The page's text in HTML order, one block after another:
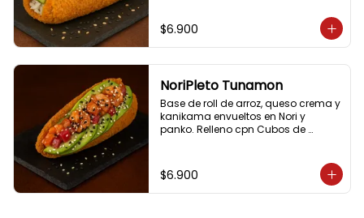
cebollín y semillas de sésamo.
$6.900
NoriPleto Tunamon
Base de roll de arroz, queso crema y
kanikama envueltos en Nori y
panko. Relleno cpn Cubos de
$6.900